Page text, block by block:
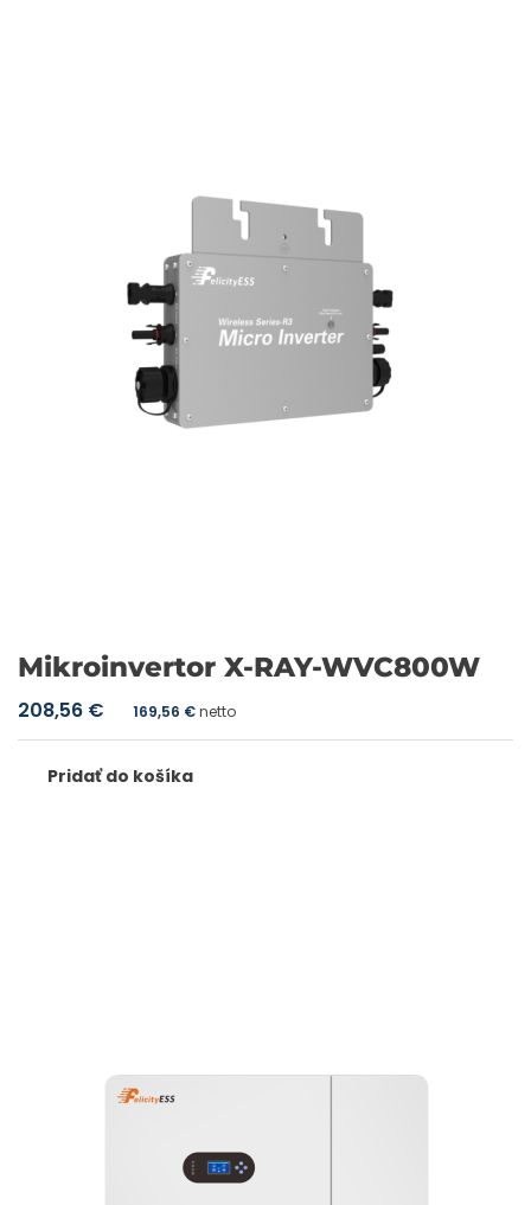
Mikroinvertor X-RAY-WVC800W
208,56 € 169,56 €netto
Pridať do košíka